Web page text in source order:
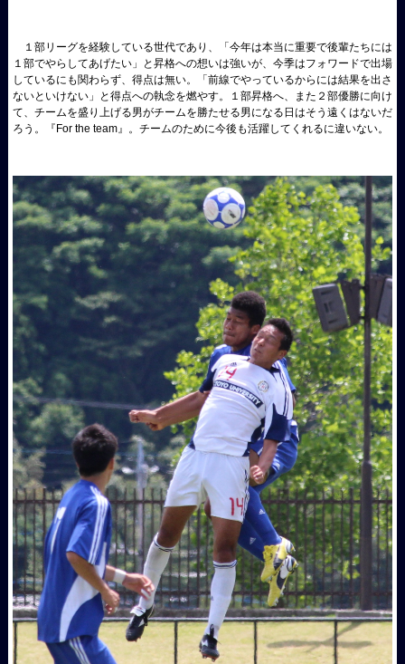
１部リーグを経験している世代であり、「今年は本当に重要で後輩たちには
１部でやらしてあげたい」と昇格への想いは強いが、今季はフォワードで出場
しているにも関わらず、得点は無い。「前線でやっているからには結果を出さ
ないといけない」と得点への執念を燃やす。１部昇格へ、また２部優勝に向け
て、チームを盛り上げる男がチームを勝たせる男になる日はそう遠くはないだ
ろう。『For the team』。チームのために今後も活躍してくれるに違いない。